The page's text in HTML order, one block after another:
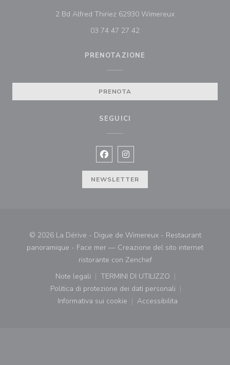
2 Bd Alfred Thiriez 62930 Wimereux((apre una
03 74 47 27 42
PRENOTAZIONE
PRENOTA
SEGUICI
Facebook ((apre una nuova
Instagram ((apre una nuova
NEWSLETTER
© 2026 La Dérive - Digue de Wimereux - Restaurant
panoramique - Face mer — Creazione del sito internet
ristorante con Zenchef((apre una nuova
Note legali
((apre una nuova finestra))
TERMINI DI UTILIZZO
((apre una nuova finestra))
Politica di protezione dei dati personali
((apre una nuova finestra))
Informativa sui cookie
((apre una nuova finestra))
Accessibilita
((apre una nuova